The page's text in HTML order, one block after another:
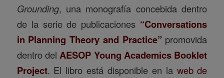
Grounding, una monografía concebida dentro
de la serie de publicaciones “Conversations
in Planning Theory and Practice” promovida
dentro del AESOP Young Academics Booklet
Project. El libro está disponible en la web de